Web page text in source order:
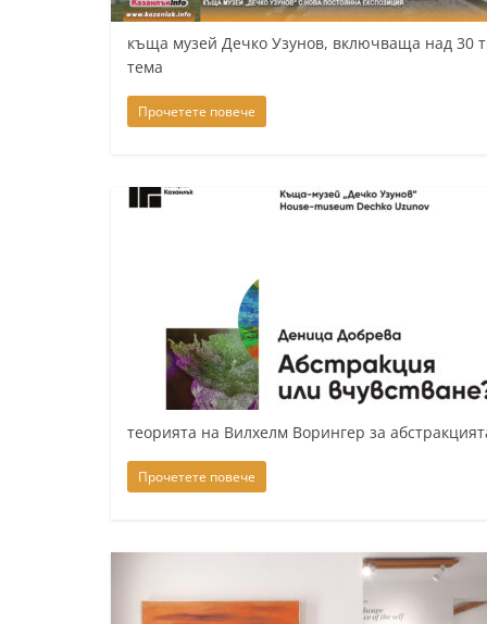
o
къща музей Дечко Узунов, включваща над 30
тема
Прочетете повече
теорията на Вилхелм Ворингер за
Прочетете повече